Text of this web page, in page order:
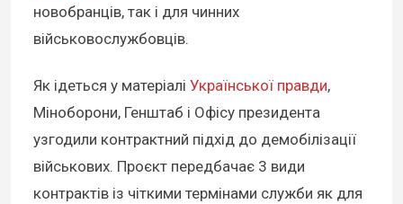
новобранців, так і для чинних
військовослужбовців.
Як ідеться у матеріалі Української правди,
Міноборони, Генштаб і Офісу президента
узгодили контрактний підхід до демобілізації
військових. Проєкт передбачає 3 види
контрактів із чіткими термінами служби як для